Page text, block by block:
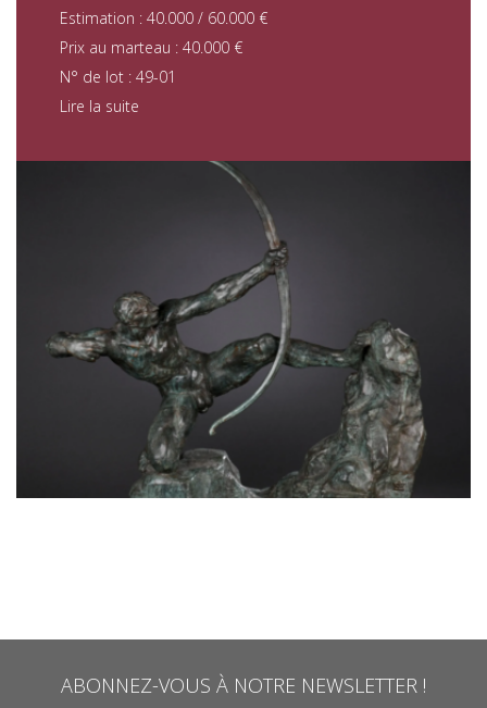
Estimation : 40.000 / 60.000 €
Prix au marteau : 40.000 €
N° de lot : 49-01
Lire la suite
ABONNEZ-VOUS À NOTRE NEWSLETTER !